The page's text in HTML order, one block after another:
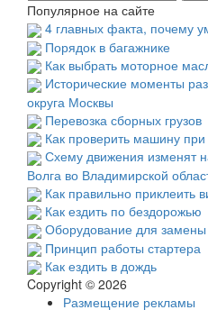
Популярное на сайте
4 главных факта, почему
Порядок в багажнике
Как выбрать моторное
Исторические моменты
округа Москвы
Перевозка сборных грузов
Как проверить машину при
Схему движения изменят
Волга во Владимирской
Как правильно приклеить
Как ездить по бездорожью
Оборудование для
Принцип работы стартера
Как ездить в дождь
Copyright © 2026
Размещение рекламы